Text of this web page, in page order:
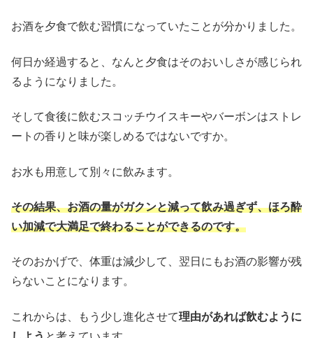
お酒を夕食で飲む習慣になっていたことが分かりました。
何日か経過すると、なんと夕食はそのおいしさが感じられ
るようになりました。
そして食後に飲むスコッチウイスキーやバーボンはストレ
ートの香りと味が楽しめるではないですか。
お水も用意して別々に飲みます。
その結果、お酒の量がガクンと減って飲み過ぎず、ほろ酔
い加減で大満足で終わることができるのです。
そのおかげで、体重は減少して、翌日にもお酒の影響が残
らないことになります。
これからは、もう少し進化させて理由があれば飲むように